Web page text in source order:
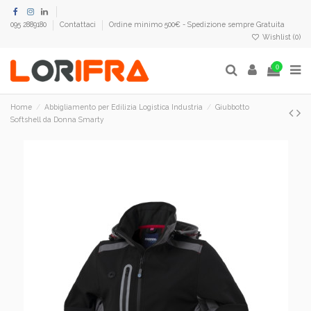
095 2889180 Contattaci
Ordine minimo 500€ - Spedizione sempre Gratuita
Wishlist (0)
0
Home Abbigliamento per Edilizia Logistica Industria
Giubbotto
Softshell da Donna Smarty